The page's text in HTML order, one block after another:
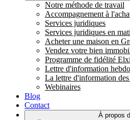
Notre méthode de travail
Accompagnement à
Services juridiques
Services juridiques en
Acheter une maison en
Vendez votre bien
Programme de fidélité
Lettre d'information
La lettre d'information
Webinaires
Blog
Contact
À propos